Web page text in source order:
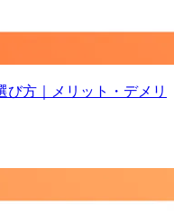
方｜メリット・デメリ